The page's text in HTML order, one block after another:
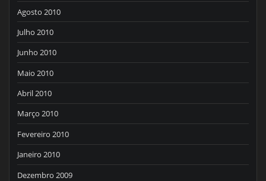
Agosto 2010
Julho 2010
Junho 2010
Maio 2010
Abril 2010
Março 2010
Fevereiro 2010
Janeiro 2010
Dezembro 2009